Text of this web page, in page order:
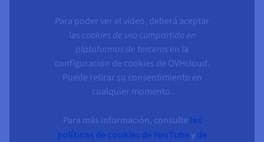
Para poder ver el vídeo, deberá aceptar
las cookies de uso compartido en
plataformas de terceros en la
configuración de cookies de OVHcloud.
Puede retirar su consentimiento en
cualquier momento.
Para más información, consulte las
políticas de cookies de YouTube y de